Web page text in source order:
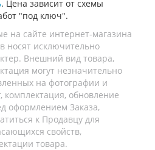
. Цена зависит от схемы
"под ключ".
на сайте интернет-магазина
носят исключительно
Внешний вид товара,
могут незначительно
на фотографии и
комплектация, обновление
оформлением Заказа,
к Продавцу для
свойств,
товара.